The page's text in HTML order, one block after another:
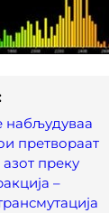
набљудуваа
претвораат
азот преку
–